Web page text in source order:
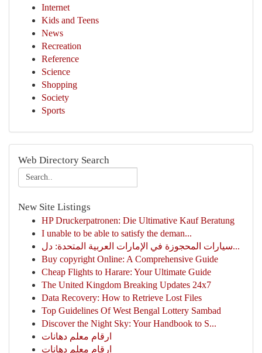
Internet
Kids and Teens
News
Recreation
Reference
Science
Shopping
Society
Sports
Web Directory Search
New Site Listings
HP Druckerpatronen: Die Ultimative Kauf Beratung
I unable to be able to satisfy the deman...
سيارات المحجوزة في الإمارات العربية المتحدة: دل...
Buy copyright Online: A Comprehensive Guide
Cheap Flights to Harare: Your Ultimate Guide
The United Kingdom Breaking Updates 24x7
Data Recovery: How to Retrieve Lost Files
Top Guidelines Of West Bengal Lottery Sambad
Discover the Night Sky: Your Handbook to S...
ارقام معلم دهانات
ارقام معلم دهانات